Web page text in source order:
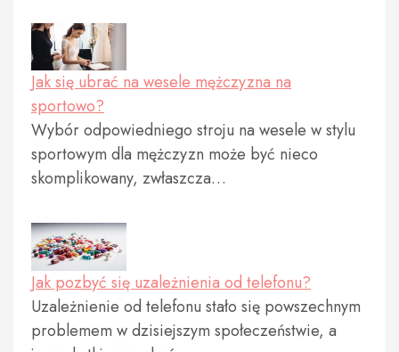
Jak się ubrać na wesele mężczyzna na
sportowo?
Wybór odpowiedniego stroju na wesele w stylu
sportowym dla mężczyzn może być nieco
skomplikowany, zwłaszcza…
Jak pozbyć się uzależnienia od telefonu?
Uzależnienie od telefonu stało się powszechnym
problemem w dzisiejszym społeczeństwie, a